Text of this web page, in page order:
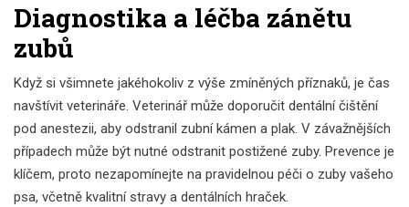
Diagnostika a léčba zánětu
zubů
Když si všimnete jakéhokoliv z výše zmíněných příznaků, je čas
navštívit veterináře. Veterinář může doporučit dentální čištění
pod anestezii, aby odstranil zubní kámen a plak. V závažnějších
případech může být nutné odstranit postižené zuby. Prevence je
klíčem, proto nezapomínejte na pravidelnou péči o zuby vašeho
psa, včetně kvalitní stravy a dentálních hraček.